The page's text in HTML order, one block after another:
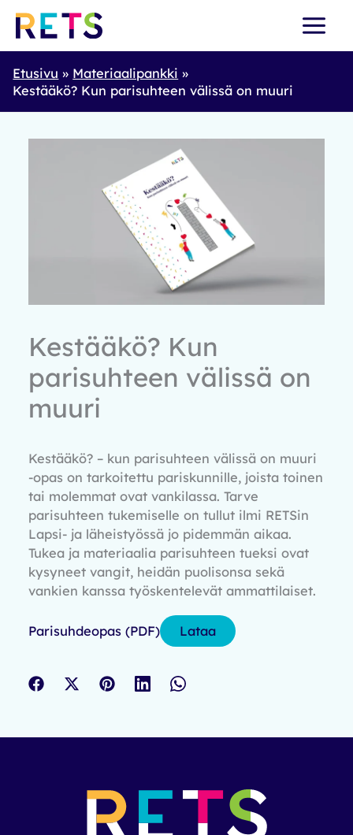
Skip
Etusivu
Materiaalipankki
Kestääkö? Kun parisuhteen välissä on muuri
Kestääkö? Kun
parisuhteen välissä on
muuri
Kestääkö? – kun parisuhteen välissä on muuri
-opas on tarkoitettu pariskunnille, joista toinen
tai molemmat ovat vankilassa. Tarve
parisuhteen tukemiselle on tullut ilmi RETSin
Lapsi- ja läheistyössä jo pidemmän aikaa.
Tukea ja materiaalia parisuhteen tueksi ovat
kysyneet vangit, heidän puolisonsa sekä
vankien kanssa työskentelevät ammattilaiset.
Parisuhdeopas (PDF) Lataa